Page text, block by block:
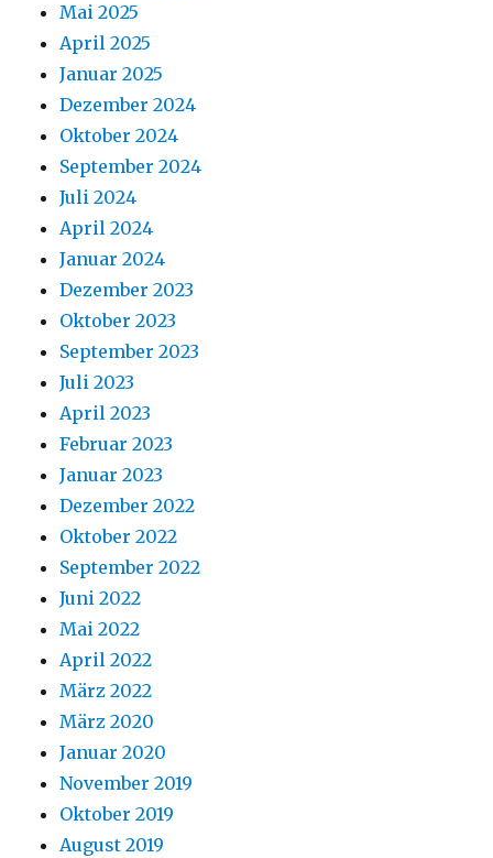
Mai 2025
April 2025
Januar 2025
Dezember 2024
Oktober 2024
September 2024
Juli 2024
April 2024
Januar 2024
Dezember 2023
Oktober 2023
September 2023
Juli 2023
April 2023
Februar 2023
Januar 2023
Dezember 2022
Oktober 2022
September 2022
Juni 2022
Mai 2022
April 2022
März 2022
März 2020
Januar 2020
November 2019
Oktober 2019
August 2019